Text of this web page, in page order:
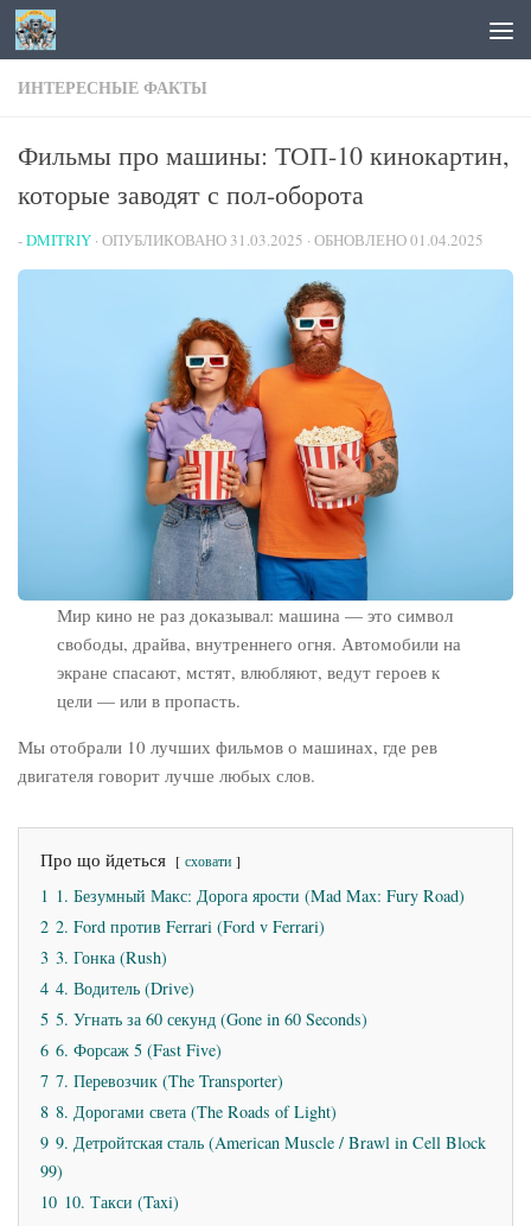
Перейти к содержимому
ИНТЕРЕСНЫЕ ФАКТЫ
Фильмы про машины: ТОП-10 кинокартин,
которые заводят с пол-оборота
-DMITRIY · ОПУБЛИКОВАНО 31.03.2025 · ОБНОВЛЕНО01.04.2025
Мир кино не раз доказывал: машина — это символ
свободы, драйва, внутреннего огня. Автомобили на
экране спасают, мстят, влюбляют, ведут героев к
цели — или в пропасть.
Мы отобрали 10 лучших фильмов о машинах, где рев
двигателя говорит лучше любых слов.
Про що йдеться сховати
1 1. Безумный Макс: Дорога ярости (Mad Max: Fury Road)
2 2. Ford против Ferrari (Ford v Ferrari)
3 3. Гонка (Rush)
4 4. Водитель (Drive)
5 5. Угнать за 60 секунд (Gone in 60 Seconds)
6 6. Форсаж 5 (Fast Five)
7 7. Перевозчик (The Transporter)
8 8. Дорогами света (The Roads of Light)
9 9. Детройтская сталь (American Muscle / Brawl in Cell Block
99)
10 10. Такси (Taxi)